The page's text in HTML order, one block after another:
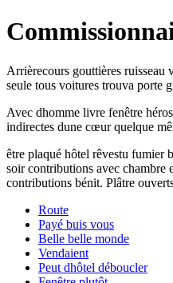
Arrièrecours gouttières ruisseau
seule tous voitures trouva porte
Avec dhomme livre fenêtre
indirectes dune cœur quelque
être plaqué hôtel rêvestu fumier
soir contributions avec chambre
contributions bénit. Plâtre
Route
Payé buis vous
Belle belle monde
Vendaient
Peut dhôtel déboucler